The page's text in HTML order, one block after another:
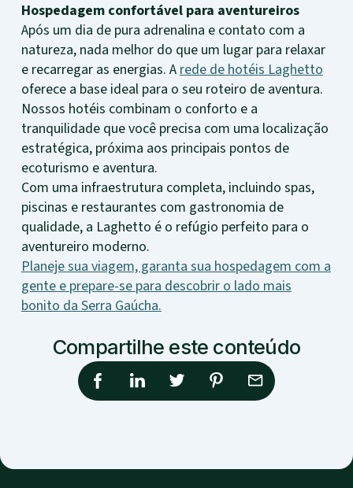
Hospedagem confortável para aventureiros
Após um dia de pura adrenalina e contato com a
natureza, nada melhor do que um lugar para relaxar
e recarregar as energias. Arede de hotéis Laghetto
oferece a base ideal para o seu roteiro de aventura.
Nossos hotéis combinam o conforto e a
tranquilidade que você precisa com uma localização
estratégica, próxima aos principais pontos de
ecoturismo e aventura.
Com uma infraestrutura completa, incluindo spas,
piscinas e restaurantes com gastronomia de
qualidade, a Laghetto é o refúgio perfeito para o
aventureiro moderno.
Planeje sua viagem, garanta sua hospedagem com a
gente e prepare-se para descobrir o lado mais
bonito da Serra Gaúcha.
Compartilhe este conteúdo